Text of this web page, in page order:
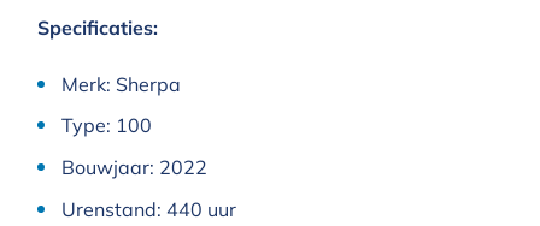
Specificaties:
Merk: Sherpa
Type: 100
Bouwjaar: 2022
Urenstand: 440 uur